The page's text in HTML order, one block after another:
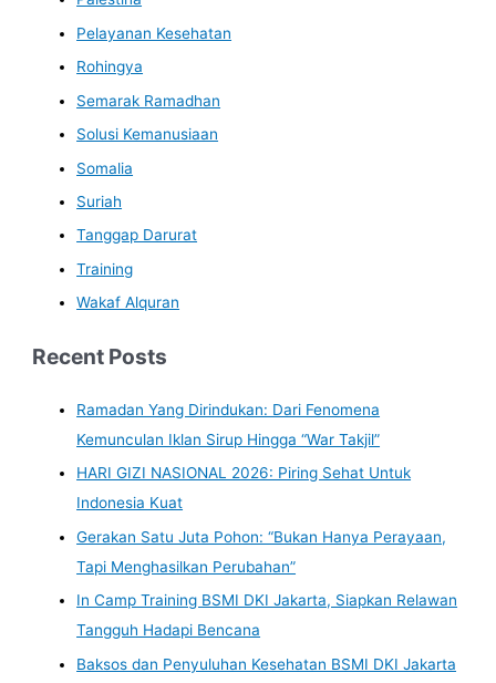
Pelayanan Kesehatan
Rohingya
Semarak Ramadhan
Solusi Kemanusiaan
Somalia
Suriah
Tanggap Darurat
Training
Wakaf Alquran
Recent Posts
Ramadan Yang Dirindukan: Dari Fenomena
Kemunculan Iklan Sirup Hingga “War Takjil”
HARI GIZI NASIONAL 2026: Piring Sehat Untuk
Indonesia Kuat
Gerakan Satu Juta Pohon: “Bukan Hanya Perayaan,
Tapi Menghasilkan Perubahan”
In Camp Training BSMI DKI Jakarta, Siapkan Relawan
Tangguh Hadapi Bencana
Baksos dan Penyuluhan Kesehatan BSMI DKI Jakarta